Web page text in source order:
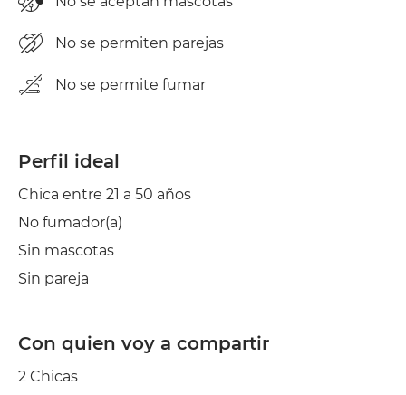
No se permiten parejas
No se permite fumar
Perfil ideal
Chica entre 21 a 50 años
No fumador(a)
Sin mascotas
Sin pareja
Con quien voy a compartir
2 Chicas